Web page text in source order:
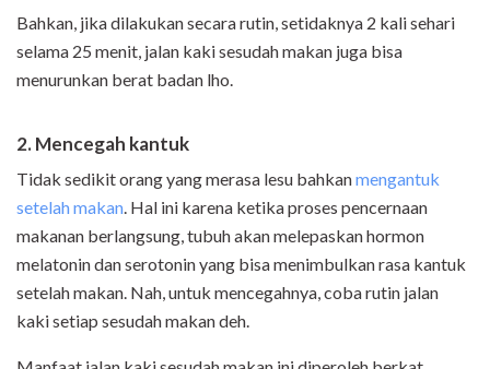
Bahkan, jika dilakukan secara rutin, setidaknya 2 kali sehari
selama 25 menit, jalan kaki sesudah makan juga bisa
menurunkan berat badan lho.
2. Mencegah kantuk
Tidak sedikit orang yang merasa lesu bahkanmengantuk
setelah makan . Hal ini karena ketika proses pencernaan
makanan berlangsung, tubuh akan melepaskan hormon
melatonin dan serotonin yang bisa menimbulkan rasa kantuk
setelah makan. Nah, untuk mencegahnya, coba rutin jalan
kaki setiap sesudah makan deh.